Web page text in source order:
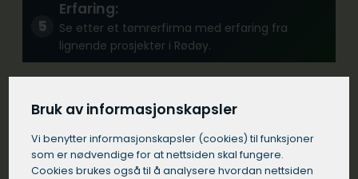
Erfaring:
Se etter et tømrerfirma med erfaring fra
lignende prosjekter i Rødøy.
Kommunikasjon:
Velg et tømrerfirma i Rødøy som kommuniserer
tydelig og responderer raskt på dine
henvendelser.
Bruk av informasjonskapsler
Vi benytter informasjons­kapsler (cookies) til funksjoner
som er nødvendige for at nettsiden skal fungere.
Cookies brukes også til å analysere hvordan nettsiden